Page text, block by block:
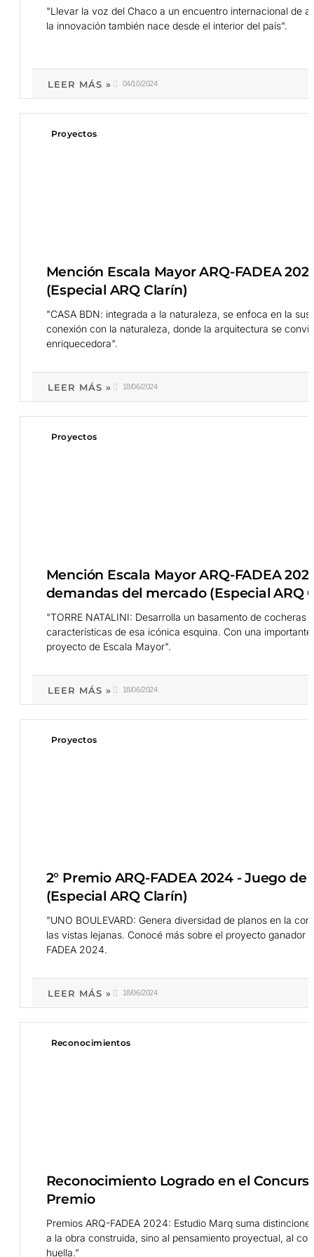
"Llevar la voz del Chaco a un encuentro internacional de
la innovación también nace desde el interior del país".
LEER MÁS » 04/10/2024
Proyectos
Mención Escala Mayor ARQ-FADEA
(Especial ARQ Clarín)
"CASA BDN: integrada a la naturaleza, se enfoca en la
conexión con la naturaleza, donde la arquitectura se
enriquecedora".
LEER MÁS » 18/06/2024
Proyectos
Mención Escala Mayor ARQ-FADEA
demandas del mercado (Especial ARQ
"TORRE NATALINI: Desarrolla un basamento de
características de esa icónica esquina. Con una
proyecto de Escala Mayor".
LEER MÁS » 18/06/2024
Proyectos
2° Premio ARQ-FADEA 2024 - Juego
(Especial ARQ Clarín)
"UNO BOULEVARD: Genera diversidad de planos en la
las vistas lejanas. Conocé más sobre el proyecto ganador
FADEA 2024.
LEER MÁS » 18/06/2024
Reconocimientos
Reconocimiento Logrado en el
Premio
Premios ARQ-FADEA 2024: Estudio Marq suma
a la obra construida, sino al pensamiento proyectual, al
huella.”